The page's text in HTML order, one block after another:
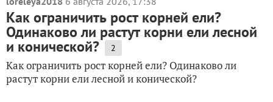
плодовые деревья
плодовые кустарники
саженцы
хвойные
ягодные кустарники
СВОИМИ РУКАМИ
Как ограничить рост корней ели?
Одинаково ли растут корни ели лесной
и конической? 2
Как ограничить рост корней ели? Одинаково ли
растут корни ели лесной и конической?